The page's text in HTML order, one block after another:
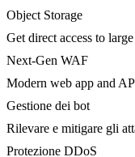
Object Storage
Get direct access to
Next-Gen WAF
Modern web app and
Gestione dei bot
Rilevare e mitigare gli
Protezione DDoS